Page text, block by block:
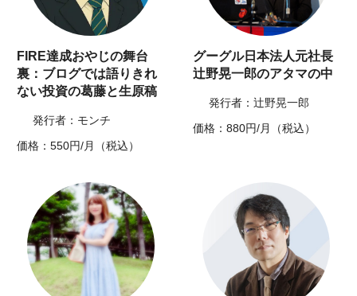
FIRE達成おやじの舞台
裏：ブログでは語りきれ
ない投資の葛藤と生原稿
発行者：モンチ
価格：550円/月（税込）
グーグル日本法人元社長
辻野晃一郎のアタマの中
発行者：辻野晃一郎
価格：880円/月（税込）